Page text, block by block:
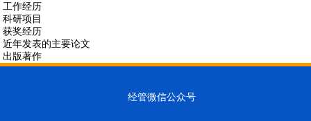
工作经历
科研项目
获奖经历
近年发表的主要论文
出版著作
经管微信公众号